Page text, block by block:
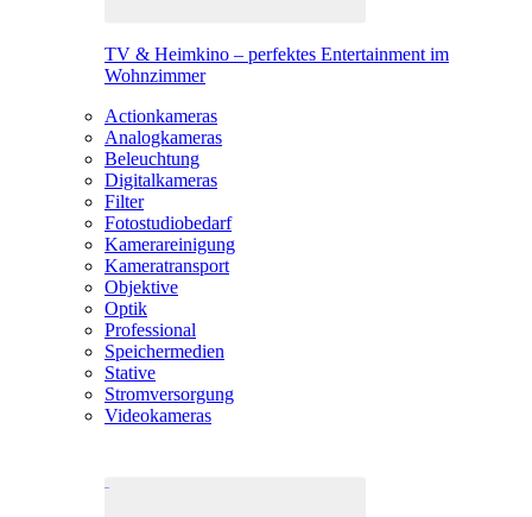
TV & Heimkino – perfektes Entertainment im
Wohnzimmer
Actionkameras
Analogkameras
Beleuchtung
Digitalkameras
Filter
Fotostudiobedarf
Kamerareinigung
Kameratransport
Objektive
Optik
Professional
Speichermedien
Stative
Stromversorgung
Videokameras